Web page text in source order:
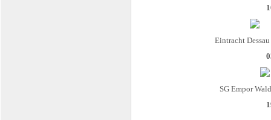
Eintracht Dessau
SG Empor